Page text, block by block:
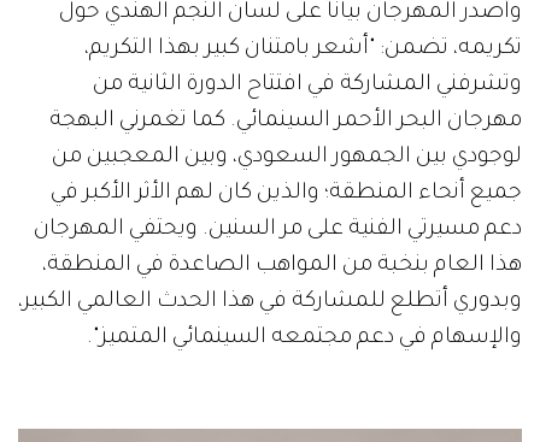
وأصدر المهرجان بياناً على لسان النجم الهندي حول
تكريمه، تضمن: "أشعر بامتنان كبير بهذا التكريم،
وتشرفني المشاركة في افتتاح الدورة الثانية من
مهرجان البحر الأحمر السينمائي. كما تغمرني البهجة
لوجودي بين الجمهور السعودي، وبين المعجبين من
جميع أنحاء المنطقة؛ والذين كان لهم الأثر الأكبر في
دعم مسيرتي الفنية على مر السنين. ويحتفي المهرجان
هذا العام بنخبة من المواهب الصاعدة في المنطقة،
وبدوري أتطلع للمشاركة في هذا الحدث العالمي الكبير،
والإسهام في دعم مجتمعه السينمائي المتميز".